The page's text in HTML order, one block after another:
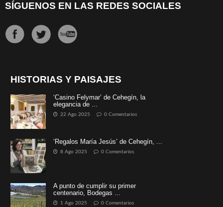
SÍGUENOS EN LAS REDES SOCIALES
HISTORIAS Y PAISAJES
‘Casino Felymar’ de Cehegín, la
elegancia de ...
22 Ago 2025 0 Comentarios
‘Regalos María Jesús’ de Cehegín, ...
8 Ago 2025 0 Comentarios
A punto de cumplir su primer
centenario, Bodegas ...
1 Ago 2025 0 Comentarios